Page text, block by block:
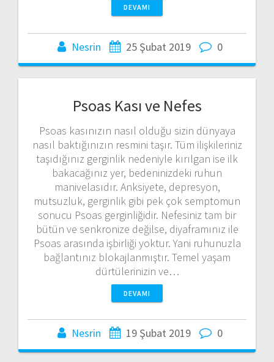
DEVAMI
Nesrin 25 Şubat 2019 0
Psoas Kası ve Nefes
Psoas kasınızın nasıl olduğu sizin dünyaya
nasıl baktığınızın resmini taşır. Tüm ilişkileriniz
taşıdığınız gerginlik nedeniyle kırılgan ise ilk
bakacağınız yer, bedeninizdeki ruhun
manivelasıdır. Anksiyete, depresyon,
mutsuzluk, gerginlik gibi pek çok semptomun
sonucu Psoas gerginliğidir. Nefesiniz tam bir
bütün ve senkronize değilse, diyaframınız ile
Psoas arasında işbirliği yoktur. Yani ruhunuzla
bağlantınız blokajlanmıştır. Temel yaşam
dürtülerinizin ve…
DEVAMI
Nesrin 19 Şubat 2019 0